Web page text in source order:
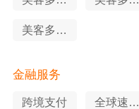
外推广
美客多软
金融服务
跨境支付
全球速卖